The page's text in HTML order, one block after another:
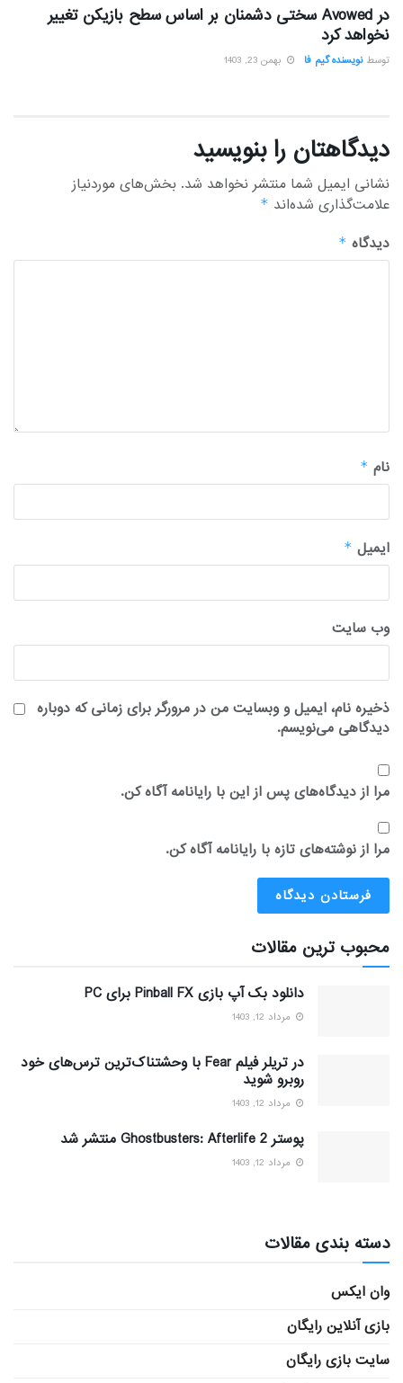
در Avowed سختی دشمنان بر اساس سطح بازیکن تغییر
نخواهد کرد
توسط نویسنده گیم فا بهمن 23, 1403
دیدگاهتان را بنویسید
نشانی ایمیل شما منتشر نخواهد شد. بخش‌های موردنیاز
علامت‌گذاری شده‌اند *
دیدگاه *
نام *
ایمیل *
وب‌ سایت
ذخیره نام، ایمیل و وبسایت من در مرورگر برای زمانی که دوباره
دیدگاهی می‌نویسم.
مرا از دیدگاه‌های پس از این با رایانامه آگاه کن.
مرا از نوشته‌های تازه با رایانامه آگاه کن.
محبوب ترین مقالات
دانلود بک آپ بازی Pinball FX برای PC
مرداد 12, 1403
در تریلر فیلم Fear با وحشتناک‌ترین ترس‌های خود
روبرو شوید
مرداد 12, 1403
پوستر Ghostbusters: Afterlife 2 منتشر شد
مرداد 12, 1403
دسته بندی مقالات
وان ایکس
بازی آنلاین رایگان
سایت بازی رایگان